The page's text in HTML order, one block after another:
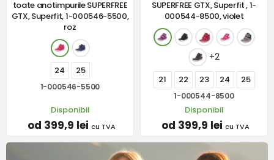
toate anotimpurile SUPERFREE
GTX, Superfit, 1-000546-5500,
roz
24 25
1-000546-5500
Disponibil
od 399,9 lei cu TVA
SUPERFREE GTX, Superfit , 1-
000544-8500, violet
+2
21 22 23 24 25
1-000544-8500
Disponibil
od 399,9 lei cu TVA